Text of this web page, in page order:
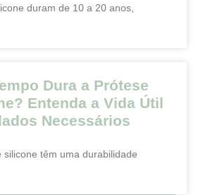
duram de 10 a 20 anos,
Dura a Prótese
Entenda a Vida Útil
Necessários
silicone têm uma durabilidade